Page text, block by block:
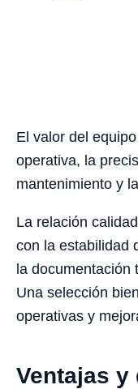
El valor del
operativa, la
mantenimiento y
La relación
con la estabilidad
la documentación
Una selección
operativas y
Ventajas y